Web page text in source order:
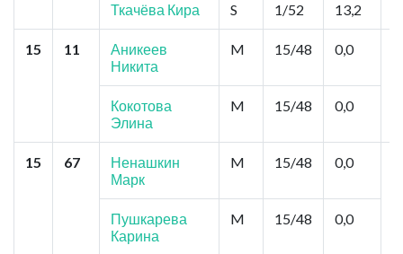
Ткачёва Кира
S 1/52 13,2
15 11
Аникеев
Никита
M 15/48 0,0
Кокотова
Элина
M 15/48 0,0
15 67
Ненашкин
Марк
M 15/48 0,0
Пушкарева
Карина
M 15/48 0,0